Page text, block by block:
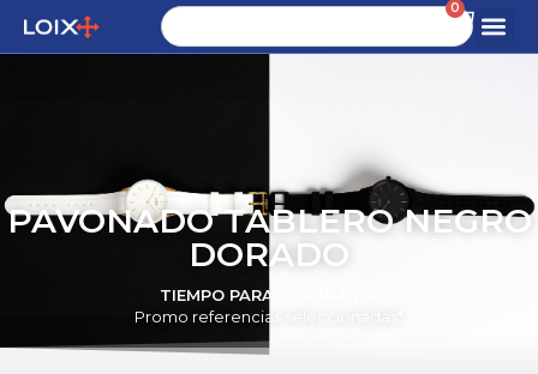
0
PAVONADO TABLERO NEGRO
DORADO
TIEMPO PARA COMPARTIR
Promo referencias seleccionadas*